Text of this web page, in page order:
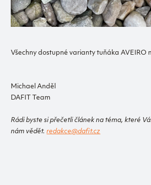
Všechny dostupné varianty tuňáka AVEIRO
Michael Anděl
DAFIT Team
Rádi byste si přečetli článek na téma, které
nám vědět.redakce@dafit.cz